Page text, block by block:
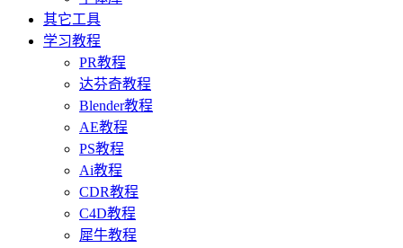
其它工具
学习教程
PR教程
达芬奇教程
Blender教程
AE教程
PS教程
Ai教程
CDR教程
C4D教程
犀牛教程